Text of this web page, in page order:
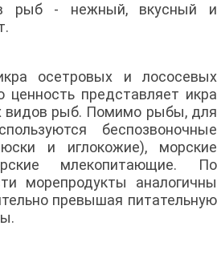
рыб - нежный, вкусный и
осетровых и лососевых
ценность представляет икра
видов рыб. Помимо рыбы, для
беспозвоночные
и иглокожие), морские
млекопитающие. По
морепродукты аналогичны
превышая питательную